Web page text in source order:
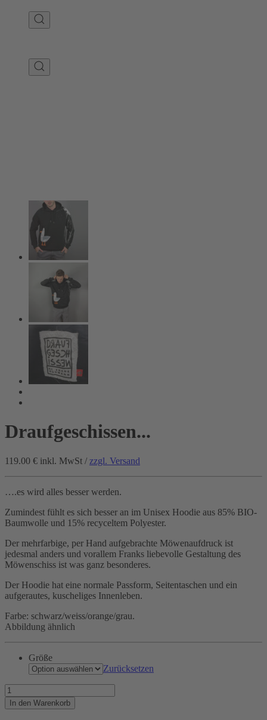
Draufgeschissen...
119.00 € inkl. MwSt / zzgl. Versand
….es wird alles besser werden.
Zumindest fühlt es sich besser an im Unisex Hoodie aus 85% BIO-
Baumwolle und 15% recyceltem Polyester.
Der mehrfarbige, per Hand aufgebrachte Möwenaufdruck ist
jedesmal anders und vorallem Franks liebevolle Gestaltung des
Möwenschiss ist was ganz besonderes.
Der Hoodie hat eine normale Passform, Seitentaschen und ein
aufgerautes, kuscheliges Innenleben.
Farbe: schwarz/weiss/orange/grau.
Abbildung ähnlich
Größe
Zurücksetzen
Draufgeschissen...
Menge
In den Warenkorb